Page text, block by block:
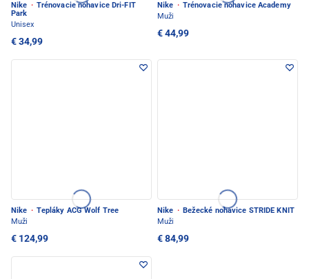
Nike · Trénovacie nohavice Dri-FIT
Park
Unisex
€ 34,99
Nike · Trénovacie nohavice Academy
Muži
€ 44,99
Nike · Tepláky ACG Wolf Tree
Muži
€ 124,99
Nike · Bežecké nohavice STRIDE KNIT
Muži
€ 84,99